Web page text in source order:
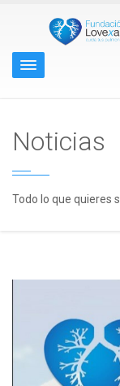
Noticias
Todo lo que quieres